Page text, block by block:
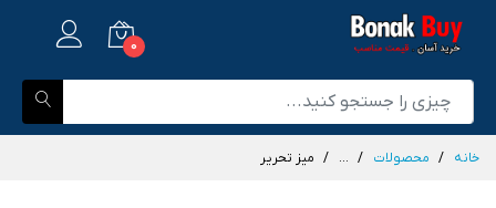
0
خانه محصولات ... میز تحریر